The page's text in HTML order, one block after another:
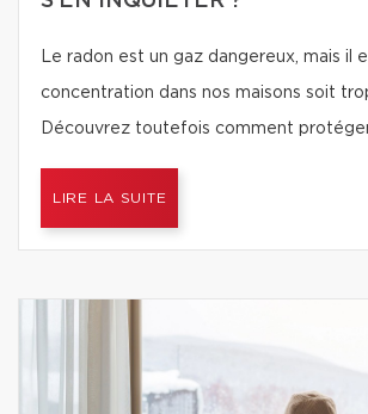
Le radon est un gaz dangereux, mais il
concentration dans nos maisons soit
Découvrez toutefois comment
LIRE LA SUITE